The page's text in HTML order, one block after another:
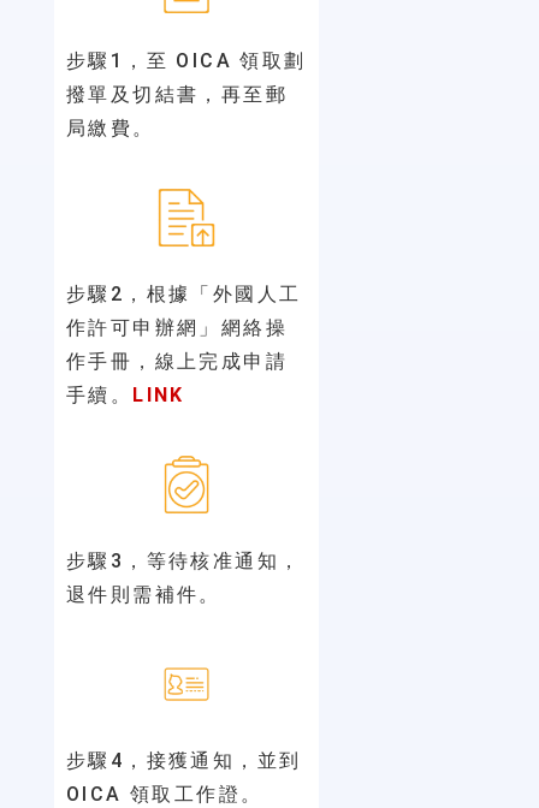
步驟1， 至 OICA 領取劃
撥單及切結書，再至郵
局繳費。
步驟2， 根據「外國人工
作許可申辦網」網絡操
作手冊，線上完成申請
手續。 LINK
步驟3， 等待核准通知，
退件則需補件。
步驟4， 接獲通知，並到
OICA 領取工作證。